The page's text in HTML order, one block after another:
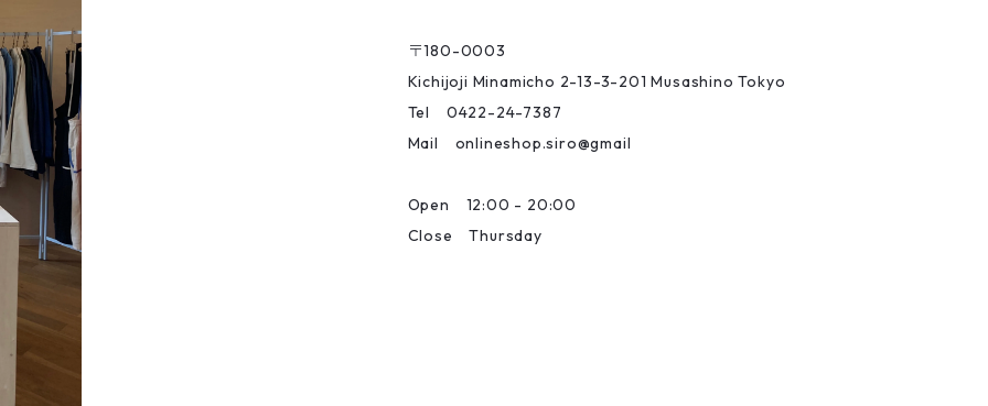
〒180-0003
Kichijoji Minamicho 2-13-3-201 Musashino Tokyo
Tel 0422-24-7387
Mail onlineshop.siro@gmail
Open 12:00 - 20:00
Close Thursday